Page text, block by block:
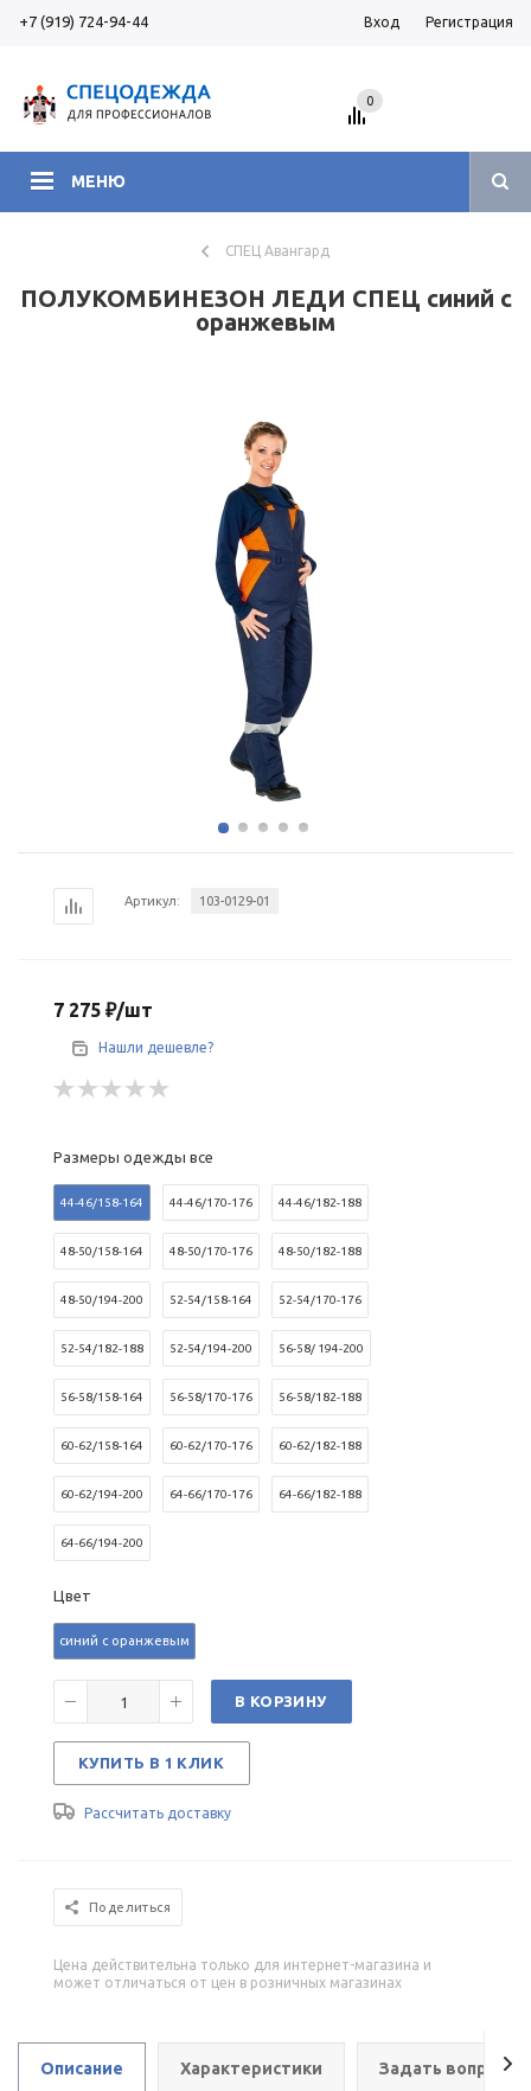
+7 (919) 724-94-44 Вход Регистрация
МЕНЮ
0
СПЕЦ Авангард
ПОЛУКОМБИНЕЗОН ЛЕДИ СПЕЦ синий с
оранжевым
Артикул: 103-0129-01
7 275 ₽/шт
Нашли дешевле?
Размеры одежды все
44-46/158-164 44-46/170-176 44-46/182-188
48-50/158-164 48-50/170-176 48-50/182-188
48-50/194-200 52-54/158-164 52-54/170-176
52-54/182-188 52-54/194-200 56-58/ 194-200
56-58/158-164 56-58/170-176 56-58/182-188
60-62/158-164 60-62/170-176 60-62/182-188
60-62/194-200 64-66/170-176 64-66/182-188
64-66/194-200
Цвет
синий с оранжевым
В КОРЗИНУ
КУПИТЬ В 1 КЛИК
Рассчитать доставку
Поделиться
Цена действительна только для интернет-магазина и
может отличаться от цен в розничных магазинах
Описание Характеристики Задать вопрос